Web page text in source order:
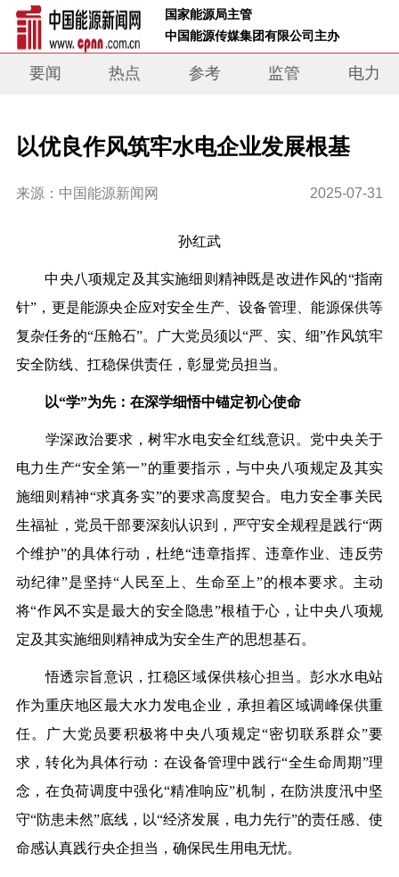
国家能源局主管
中国能源传媒集团有限公司主办
要闻 热点 参考 监管 电力
以优良作风筑牢水电企业发展根基
来源：中国能源新闻网 2025-07-31
孙红武
中央八项规定及其实施细则精神既是改进作风的“指南
针”，更是能源央企应对安全生产 、设备管理、能源保供等
复杂任务的“压舱石”。广大党 员须以“严、实、细”作风筑牢
安全防线、扛稳保供责任，彰显党 员担当。
以“学”为先：在深学细悟中锚定初心使命
学深政治要求，树牢水电安全红线意识。 党中央关于
电力生产“安全第一”的重要指示，与中央 八项规定及其实
施细则精神“求真务实”的要求高度契合。电力安全事关民
生福祉， 党员干部要深刻认识到，严守安全规程是践行“两
个维护”的具体行动，杜绝“违章指挥、违章作业、违反劳
动纪律”是坚持“人民至上、生命至上”的根本要求。主动
将“作风不实是最大的安全隐患”根植于心，让中央 八项规
定及其实施细则精神成为安全生产的思想基石。
悟透宗旨意识，扛稳区域保供核心担当。彭水水电站
作为重庆地区最大水力发电企业，承担着区域调峰保供重
任。广大党 员要积极将中央 八项规定“密切联系群众”要
求，转化为具体行动：在设备管理中 践行“全生命周期”理
念，在负荷调度中强化“精准响应”机制，在防洪度汛中坚
守“防患未然”底线，以“经济发展，电力先行”的责任感、使
命感认真践行央企担当，确保民生用电无忧。